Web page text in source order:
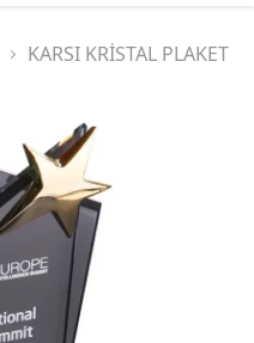
KARSI KRİSTAL PLAKET